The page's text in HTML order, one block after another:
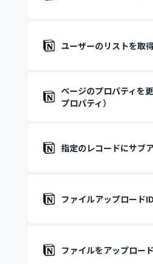
ユーザーのリストを取
ページのプロパティを
プロパティ）
指定のレコードにサブ
ファイルアップロード
ファイルをアップロード